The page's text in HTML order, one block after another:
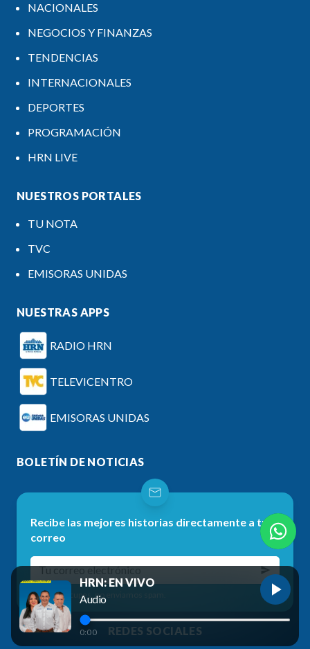
NACIONALES
NEGOCIOS Y FINANZAS
TENDENCIAS
INTERNACIONALES
DEPORTES
PROGRAMACIÓN
HRN LIVE
NUESTROS PORTALES
TU NOTA
TVC
EMISORAS UNIDAS
NUESTRAS APPS
RADIO HRN
TELEVICENTRO
EMISORAS UNIDAS
BOLETÍN DE NOTICIAS
Recibe las mejores historias directamente a tu
correo
No te preocupes, no enviamos spam.
REDES SOCIALES
HRN: EN VIVO
Audio
0:00